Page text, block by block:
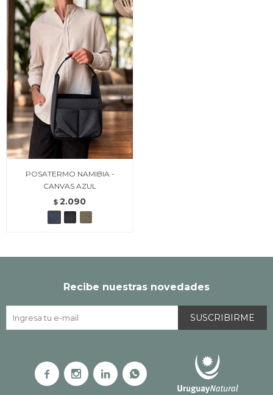
POSATERMO NAMIBIA -
CANVAS AZUL
$ 2.090
Recibe nuestras novedades
SUSCRIBIRME
   